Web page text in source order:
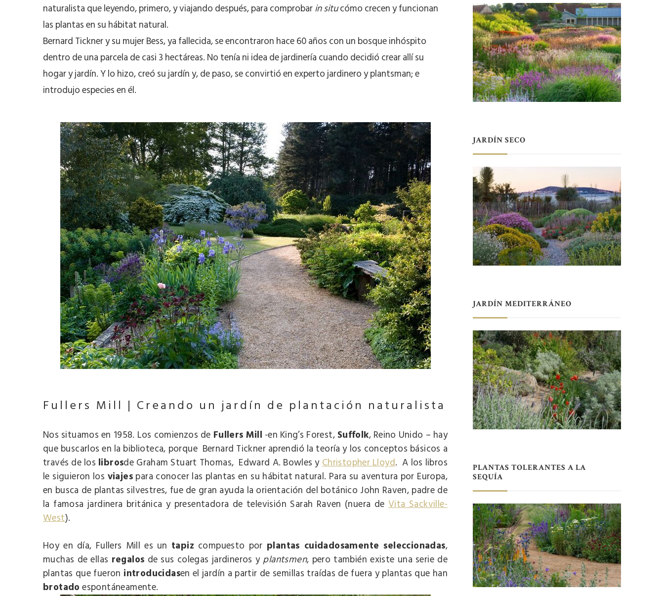
naturalista que leyendo, primero, y viajando después, para comprobarin situcómo crecen y funcionan
las plantas en su hábitat natural.
Bernard Tickner y su mujer Bess, ya fallecida, se encontraron hace 60 años con un bosque inhóspito
dentro de una parcela de casi 3 hectáreas. No tenía ni idea de jardinería cuando decidió crear allí su
hogar y jardín. Y lo hizo, creó su jardín y, de paso, se convirtió en experto jardinero y plantsman; e
introdujo especies en él.
Fullers Mill | Creando un jardín de plantación naturalista
Nos situamos en 1958. Los comienzos de Fullers Mill -en King’s Forest,Suffolk, Reino Unido – hay
que buscarlos en la biblioteca, porque Bernard Tickner aprendió la teoría y los conceptos básicos a
través de los librosde Graham Stuart Thomas, Edward A. Bowles yChristopher Lloyd. A los libros
le siguieron los viajespara conocer las plantas en su hábitat natural. Para su aventura por Europa,
en busca de plantas silvestres, fue de gran ayuda la orientación del botánico John Raven, padre de
la famosa jardinera británica y presentadora de televisión Sarah Raven (nuera deVita Sackville-
West).
Hoy en día, Fullers Mill es un tapiz compuesto por plantas cuidadosamente seleccionadas,
muchas de ellas regalos de sus colegas jardineros yplantsmen, pero también existe una serie de
plantas que fueron introducidasen el jardín a partir de semillas traídas de fuera y plantas que han
brotadoespontáneamente.
JARDÍN SECO
JARDÍN MEDITERRÁNEO
PLANTAS TOLERANTES A LA
SEQUÍA